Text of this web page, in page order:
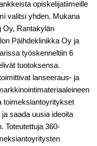
opiskelijatiimeille
valitsi yhden. Mukana
Oy, Rantakylän
Päihdeklinikka Oy ja
työskenneltiin 6
tuotoksensa.
lanseeraus- ja
toimeksiantoyritykset
saada uusia ideoita
Toteutettuja 360-